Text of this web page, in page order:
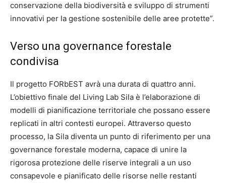
conservazione della biodiversità e sviluppo di strumenti
innovativi per la gestione sostenibile delle aree protette”.
Verso una governance forestale
condivisa
Il progetto FORbEST avrà una durata di quattro anni.
L’obiettivo finale del Living Lab Sila è l’elaborazione di
modelli di pianificazione territoriale che possano essere
replicati in altri contesti europei. Attraverso questo
processo, la Sila diventa un punto di riferimento per una
governance forestale moderna, capace di unire la
rigorosa protezione delle riserve integrali a un uso
consapevole e pianificato delle risorse nelle restanti